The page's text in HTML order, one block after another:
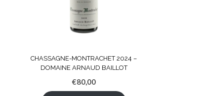
CHASSAGNE-MONTRACHET 2024 –
DOMAINE ARNAUD BAILLOT
€80,00